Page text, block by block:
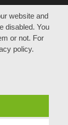
website and
disabled. You
or not. For
policy.